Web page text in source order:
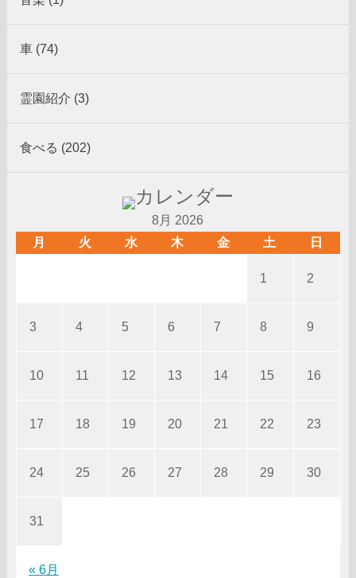
車 (74)
霊園紹介 (3)
食べる (202)
8月 2026
月
火 水 木 金 土 日
« 6月
1 2
3 4 5 6 7 8 9
10 11 12 13 14 15 16
17 18 19 20 21 22 23
24 25 26 27 28 29 30
31